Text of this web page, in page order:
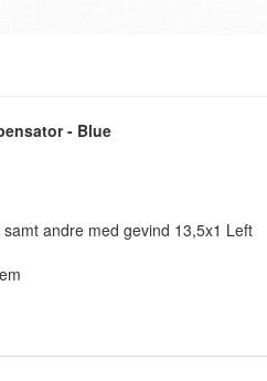
- Blue
andre med gevind 13,5x1 Left